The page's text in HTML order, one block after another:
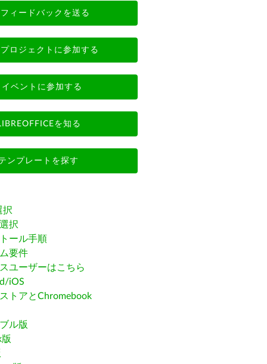
フィードバックを送る
プロジェクトに参加する
イベントに参加する
を知る
ンプレートを探す
択
択
ール手順
要件
ユーザーはこちら
iOS
トアとChromebook
ル版